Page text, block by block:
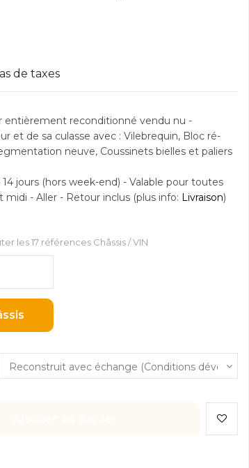
de taxes
reconditionné vendu nu -
et de sa culasse avec : Vilebrequin, Bloc ré-
neuve, Coussinets bielles et paliers
14 jours (hors week-end) - Valable pour toutes
- Aller - Retour inclus (plus info: Livraison)
les 17 références Châssis / VIN